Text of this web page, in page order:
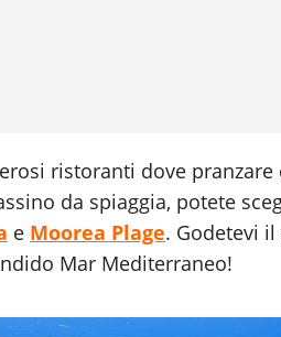
ristoranti dove
da spiaggia, potete
e Moorea Plage. Godetevi
Mar Mediterraneo!